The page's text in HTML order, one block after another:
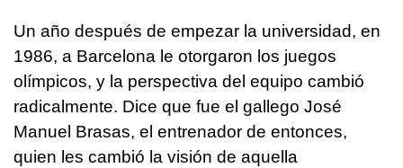
Un año después de empezar la universidad, en
1986, a Barcelona le otorgaron los juegos
olímpicos, y la perspectiva del equipo cambió
radicalmente. Dice que fue el gallego José
Manuel Brasas, el entrenador de entonces,
quien les cambió la visión de aquella